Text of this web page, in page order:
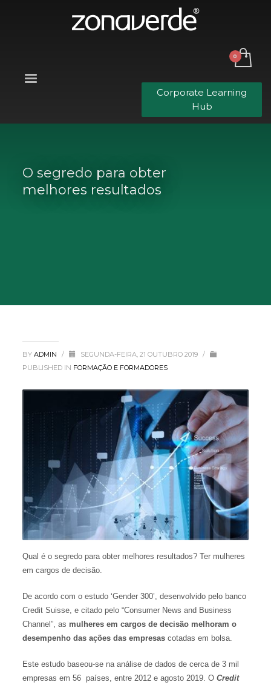
Corporate Learning
Hub
O segredo para obter
melhores resultados
BYADMIN / SEGUNDA-FEIRA, 21 OUTUBRO 2019
/
PUBLISHED IN FORMAÇÃO E FORMADORES
Qual é o segredo para obter melhores resultados? Ter mulheres
em cargos de decisão.
De acordo com o estudo ‘Gender 300’, desenvolvido pelo banco
Credit Suisse, e citado pelo “Consumer News and Business
Channel”, as mulheres em cargos de decisão melhoram o
desempenho das ações das empresas cotadas em bolsa.
Este estudo baseou-se na análise de dados de cerca de 3 mil
empresas em 56 países, entre 2012 e agosto 2019. OCredit